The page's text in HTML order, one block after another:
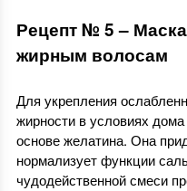
Рецепт № 5 –
жирным волосам
Для укрепления
жирности в условиях
основе желатина. Она
нормализует функции
чудодейственной смеси